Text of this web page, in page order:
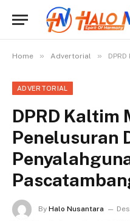
Home » Advertorial » DPRD
ADVERTORIAL
DPRD Kaltim
Penelusuran
By Halo Nusantara